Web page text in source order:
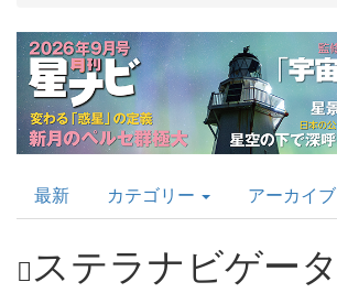
プ
AstroArts
Topics
最新 カテゴリー アーカイブ
ステラナビゲータ